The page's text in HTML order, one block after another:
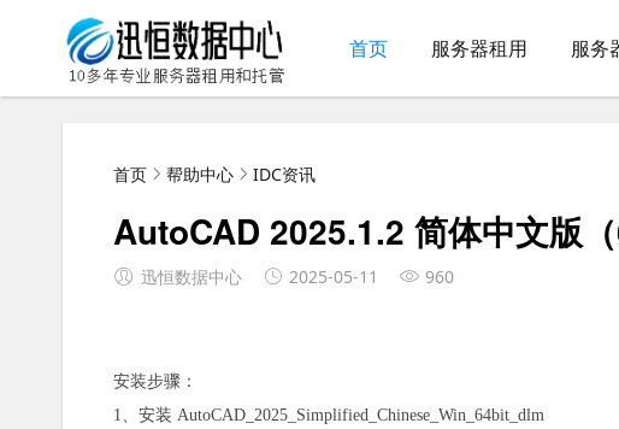
首页 服务器租用 服务
首页 帮助中心 IDC资讯
AutoCAD 2025.1.2 简体中文版
迅恒数据中心 2025-05-11 960
安装步骤：
1、安装 AutoCAD_2025_Simplified_Chinese_Win_64bit_dlm